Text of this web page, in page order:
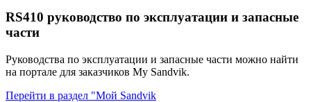
RS410 руководство по эксплуатации и запасные
части
Руководства по эксплуатации и запасные части можно найти
на портале для заказчиков My Sandvik.
Перейти в раздел "Мой Sandvik